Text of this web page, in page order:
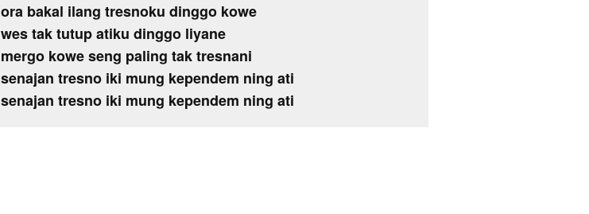
ora bakal ilang tresnoku dinggo kowe
wes tak tutup atiku dinggo liyane
mergo kowe seng paling tak tresnani
senajan tresno iki mung kependem ning ati
senajan tresno iki mung kependem ning ati